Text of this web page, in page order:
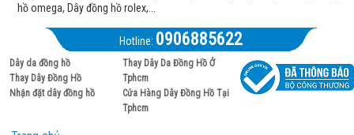
hồ omega, Dây đồng hồ rolex,...
Hotline: 0906885622
Dây da đồng hồ
Thay Dây Đồng Hồ
Nhận đặt dây đồng hồ
Thay Dây Da Đồng Hồ Ở
Tphcm
Cửa Hàng Dây Đồng Hồ Tại
Tphcm